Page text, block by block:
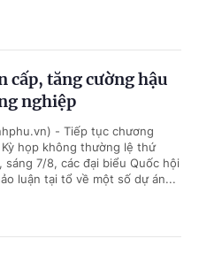
cấp, tăng cường hậu
nghiệp
- Tiếp tục chương
họp không thường lệ thứ
sáng 7/8, các đại biểu Quốc hội
luận tại tổ về một số dự án...